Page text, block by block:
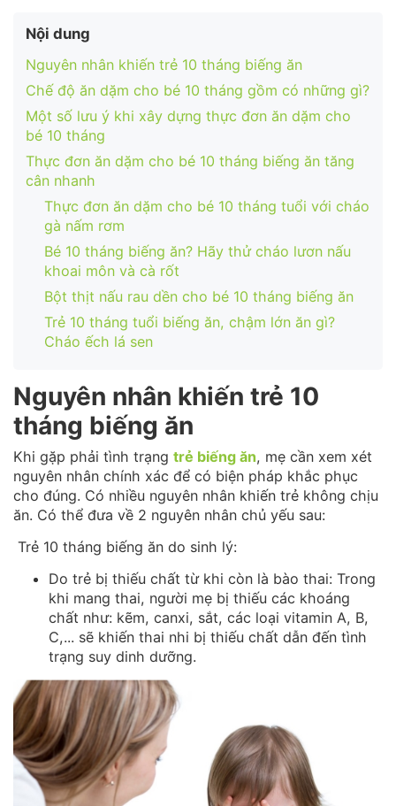
Nội dung
Nguyên nhân khiến trẻ 10 tháng biếng ăn
Chế độ ăn dặm cho bé 10 tháng gồm có những gì?
Một số lưu ý khi xây dựng thực đơn ăn dặm cho
bé 10 tháng
Thực đơn ăn dặm cho bé 10 tháng biếng ăn tăng
cân nhanh
Thực đơn ăn dặm cho bé 10 tháng tuổi với cháo
gà nấm rơm
Bé 10 tháng biếng ăn? Hãy thử cháo lươn nấu
khoai môn và cà rốt
Bột thịt nấu rau dền cho bé 10 tháng biếng ăn
Trẻ 10 tháng tuổi biếng ăn, chậm lớn ăn gì?
Cháo ếch lá sen
Nguyên nhân khiến trẻ 10
tháng biếng ăn
Khi gặp phải tình trạng trẻ biếng ăn, mẹ cần xem xét
nguyên nhân chính xác để có biện pháp khắc phục
cho đúng. Có nhiều nguyên nhân khiến trẻ không chịu
ăn. Có thể đưa về 2 nguyên nhân chủ yếu sau:
Trẻ 10 tháng biếng ăn do sinh lý:
Do trẻ bị thiếu chất từ khi còn là bào thai: Trong
khi mang thai, người mẹ bị thiếu các khoáng
chất như: kẽm, canxi, sắt, các loại vitamin A, B,
C,... sẽ khiến thai nhi bị thiếu chất dẫn đến tình
trạng suy dinh dưỡng.